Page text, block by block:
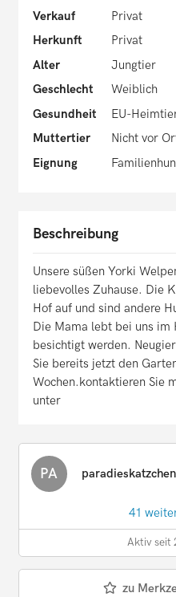
Verkauf
Privat
Herkunft
Privat
Alter
Jungtier
Geschlecht
Weiblich
Gesundheit
EU-
Muttertier
Nicht vor
Eignung
Beschreibung
Unsere süßen Yorki
liebevolles Zuhause. Die
Hof auf und sind andere
Die Mama lebt bei uns im
besichtigt werden.
Sie bereits jetzt den
Wochen.kontaktieren Sie
unter
PA
41
Aktiv seit
zu